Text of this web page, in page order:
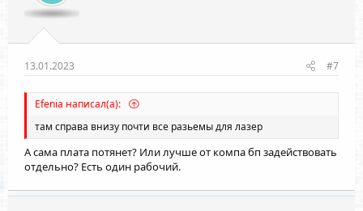
13.01.2023 #7
Efenia написал(а):
там справа внизу почти все разьемы для лазер
А сама плата потянет? Или лучше от компа бп задействовать
отдельно? Есть один рабочий.